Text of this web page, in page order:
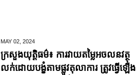
MAY 02, 2024
ក្រសួងយុត្តិធម៌៖ ការវាយតម្លៃអចលនវត្ថុ
លក់ដោយបង្ខំតាមផ្លូវតុលាការ ត្រូវធ្វើឡើង